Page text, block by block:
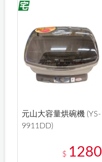
元山大容量烘碗機 (YS-
9911DD)
$ 1280